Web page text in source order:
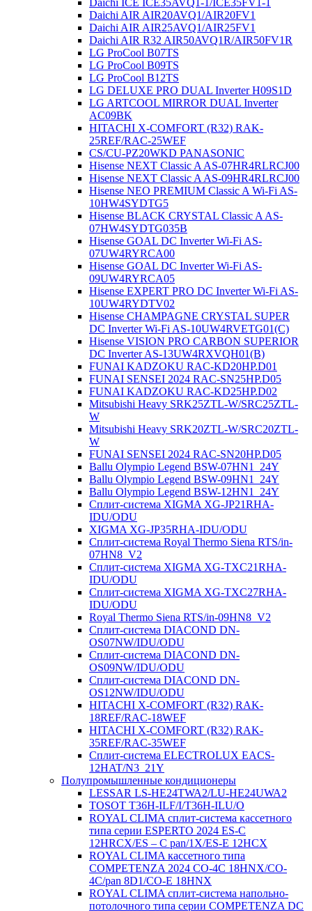
Daichi ICE ICE35AVQ1-1/ICE35FV1-1
Daichi AIR AIR20AVQ1/AIR20FV1
Daichi AIR AIR25AVQ1/AIR25FV1
Daichi AIR R32 AIR50AVQ1R/AIR50FV1R
LG ProCool B07TS
LG ProCool B09TS
LG ProCool B12TS
LG DELUXE PRO DUAL Inverter H09S1D
LG ARTCOOL MIRROR DUAL Inverter
AC09BK
HITACHI X-COMFORT (R32) RAK-
25REF/RAC-25WEF
CS/CU-PZ20WKD PANASONIC
Hisense NEXT Classic A AS-07HR4RLRCJ00
Hisense NEXT Classic A AS-09HR4RLRCJ00
Hisense NEO PREMIUM Classic A Wi-Fi AS-
10HW4SYDTG5
Hisense BLACK CRYSTAL Classic A AS-
07HW4SYDTG035В
Hisense GOAL DC Inverter Wi-Fi AS-
07UW4RYRCA00
Hisense GOAL DC Inverter Wi-Fi AS-
09UW4RYRCA05
Hisense EXPERT PRO DC Inverter Wi-Fi AS-
10UW4RYDTV02
Hisense CHAMPAGNE CRYSTAL SUPER
DC Inverter Wi-Fi AS-10UW4RVETG01(C)
Hisense VISION PRO CARBON SUPERIOR
DC Inverter AS-13UW4RXVQH01(B)
FUNAI KADZOKU RAC-KD20HP.D01
FUNAI SENSEI 2024 RAC-SN25HP.D05
FUNAI KADZOKU RAC-KD25HP.D02
Mitsubishi Heavy SRK25ZTL-W/SRC25ZTL-
W
Mitsubishi Heavy SRK20ZTL-W/SRC20ZTL-
W
FUNAI SENSEI 2024 RAC-SN20HP.D05
Ballu Olympio Legend BSW-07HN1_24Y
Ballu Olympio Legend BSW-09HN1_24Y
Ballu Olympio Legend BSW-12HN1_24Y
Сплит-система XIGMA XG-JP21RHA-
IDU/ODU
XIGMA XG-JP35RHA-IDU/ODU
Сплит-система Royal Thermo Siena RTS/in-
07HN8_V2
Сплит-система XIGMA XG-TXC21RHA-
IDU/ODU
Сплит-система XIGMA XG-TXC27RHA-
IDU/ODU
Royal Thermo Siena RTS/in-09HN8_V2
Сплит-система DIACOND DN-
OS07NW/IDU/ODU
Сплит-система DIACOND DN-
OS09NW/IDU/ODU
Сплит-система DIACOND DN-
OS12NW/IDU/ODU
HITACHI X-COMFORT (R32) RAK-
18REF/RAC-18WEF
HITACHI X-COMFORT (R32) RAK-
35REF/RAC-35WEF
Сплит-система ELECTROLUX EACS-
12HAT/N3_21Y
Полупромышленные кондиционеры
LESSAR LS-HE24TWA2/LU-HE24UWA2
TOSOT T36H-ILF/I/T36H-ILU/O
ROYAL CLIMA сплит-система кассетного
типа серии ESPERTO 2024 ES-C
12HRCX/ES – C pan/1X/ES-E 12HCX
ROYAL CLIMA кассетного типа
COMPETENZA 2024 CO-4C 18HNX/CO-
4C/pan 8D1/CO-E 18HNX
ROYAL CLIMA сплит-система напольно-
потолочного типа серии COMPETENZA DC